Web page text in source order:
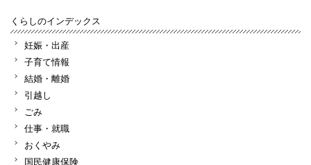
くらしのインデックス
妊娠・出産
子育て情報
結婚・離婚
引越し
ごみ
仕事・就職
おくやみ
国民健康保険